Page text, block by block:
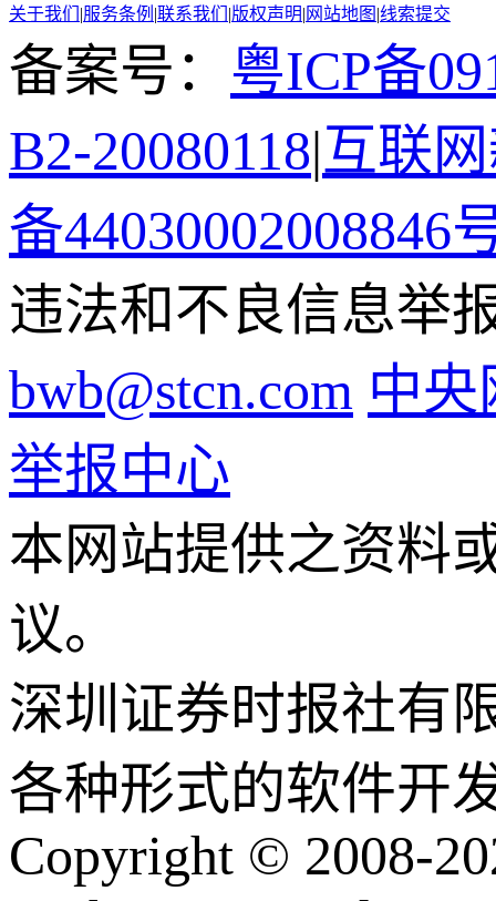
关于我们 |服务条例 |联系我们 |版权声明| 网站地图 |线索提交
备案号： 粤ICP备
B2-20080118|互联
备44030002008846
违法和不良信息举
bwb@stcn.com 中
举报中心
本网站提供之资料
议。
深圳证券时报社有
各种形式的软件开
Copyright © 2008-